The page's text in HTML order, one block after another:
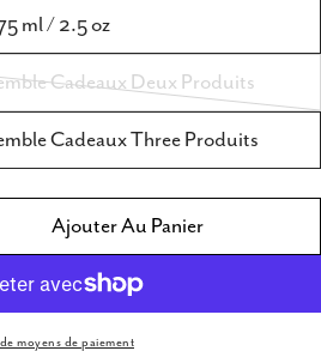
ml / 2.5 oz
Cadeaux Deux Produits
épuisée
ou
indisponible
Cadeaux Three Produits
Pour Cacharel Yes I
La Quantité Pour
Ajouter Au Panier
moyens de paiement